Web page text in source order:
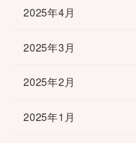
2025年4月
2025年3月
2025年2月
2025年1月